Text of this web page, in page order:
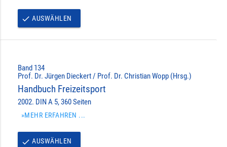
done AUSWÄHLEN
Band 134
Prof. Dr. Jürgen Dieckert / Prof. Dr. Christian Wopp (Hrsg.)
Handbuch Freizeitsport
2002. DIN A 5, 360 Seiten
»MEHR ERFAHREN ...
done AUSWÄHLEN